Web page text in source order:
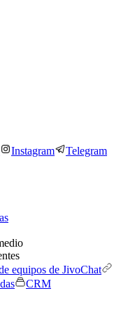
Instagram Telegram
equipos de JivoChat
CRM